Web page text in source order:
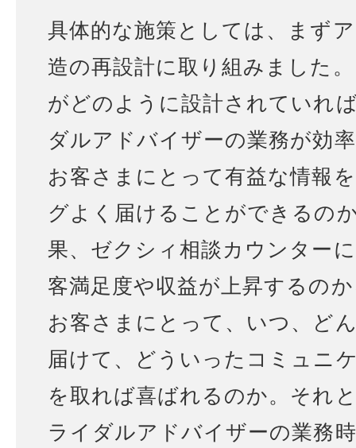
具体的な施策としては、まず
造の再設計に取り組みました
がどのように設計されていれ
ダルアドバイザーの業務が効
お客さまにとって有益な情報
グよく届けることができるの
果、ゼクシィ相談カウンター
客満足度や収益が上昇するの
お客さまにとって、いつ、ど
届けて、どういったコミュニ
を取れば喜ばれるのか。それ
ライダルアドバイザーの業務